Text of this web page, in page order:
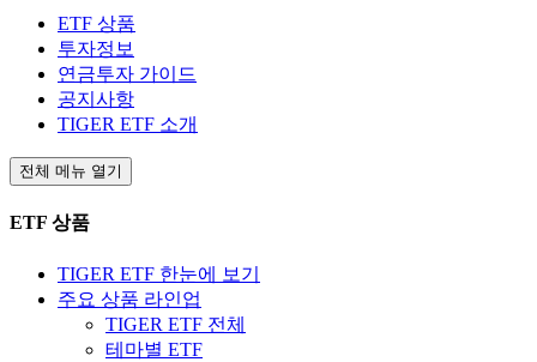
ETF 상품
투자정보
연금투자 가이드
공지사항
TIGER ETF 소개
전체 메뉴 열기
ETF 상품
TIGER ETF 한눈에 보기
주요 상품 라인업
TIGER ETF 전체
테마별 ETF